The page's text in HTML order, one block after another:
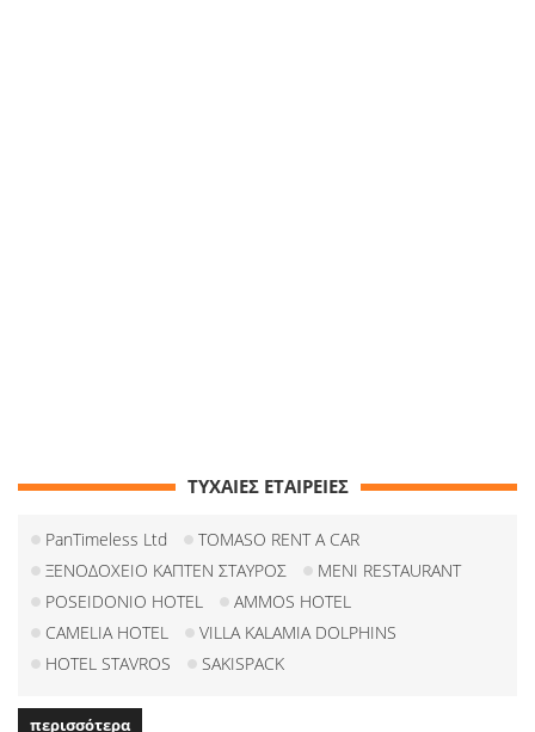
ΤΥΧΑΙΕΣ ΕΤΑΙΡΕΙΕΣ
PanTimeless Ltd
TOMASO RENT A CAR
ΞΕΝΟΔΟΧΕΙΟ ΚΑΠΤΕΝ ΣΤΑΥΡΟΣ
MENI RESTAURANT
POSEIDONIO HOTEL
AMMOS HOTEL
CAMELIA HOTEL
VILLA KALAMIA DOLPHINS
HOTEL STAVROS
SAKISPACK
περισσότερα